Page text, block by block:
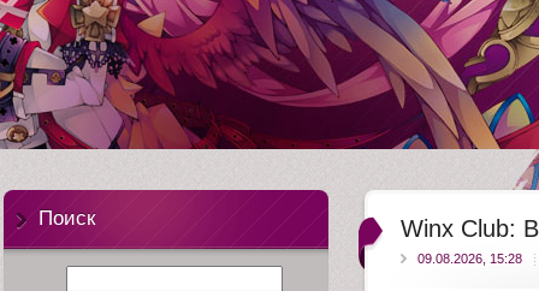
anime-tv
Winx Club:
09.08.2026, 15:28
Поиск